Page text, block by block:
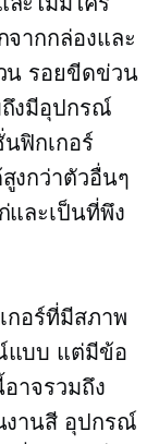
จากกล่องและ
น รอยขีดข่วน
งมีอุปกรณ์
ฟิกเกอร์
งกว่าตัวอื่นๆ
และเป็นที่พึง
กอร์ที่มีสภาพ
แบบ แต่มีข้อ
าจรวมถึง
งานสี อุปกรณ์